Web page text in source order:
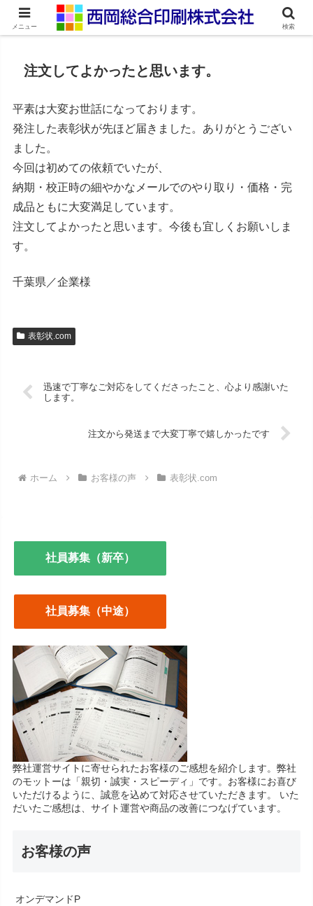
ネット印刷通販・オンデマンド印刷
注文してよかったと思います。
平素は大変お世話になっております。
発注した表彰状が先ほど届きました。ありがとうござい
ました。
今回は初めての依頼でいたが、
納期・校正時の細やかなメールでのやり取り・価格・完
成品ともに大変満足しています。
注文してよかったと思います。今後も宜しくお願いしま
す。
千葉県／企業様
表彰状.com
迅速で丁寧なご対応をしてくださったこと、心より感謝いた
します。
注文から発送まで大変丁寧で嬉しかったです
ホーム お客様の声 表彰状.com
社員募集（新卒）
社員募集（中途）
弊社運営サイトに寄せられたお客様のご感想を紹介します。弊社
のモットーは「親切・誠実・スピーディ」です。お客様にお喜び
いただけるように、誠意を込めて対応させていただきます。 いた
だいたご感想は、サイト運営や商品の改善につなげています。
お客様の声
オンデマンドP
メニュー 検索